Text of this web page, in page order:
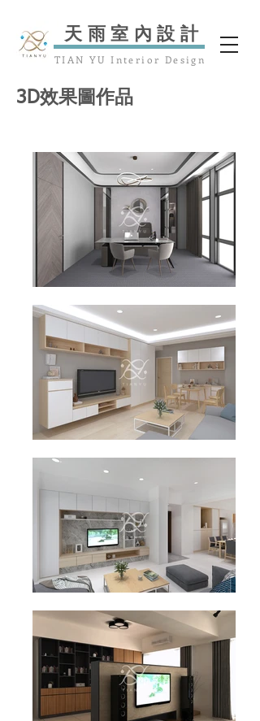
​天雨室內設計
TIAN YU Interior Design
3D效果圖作品